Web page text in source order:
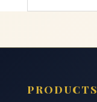
PRODUCTS